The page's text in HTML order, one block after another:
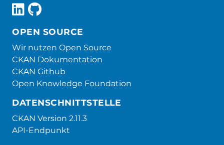
OPEN SOURCE
Wir nutzen Open Source
CKAN Dokumentation
CKAN Github
Open Knowledge Foundation
DATENSCHNITTSTELLE
CKAN Version 2.11.3
API-Endpunkt